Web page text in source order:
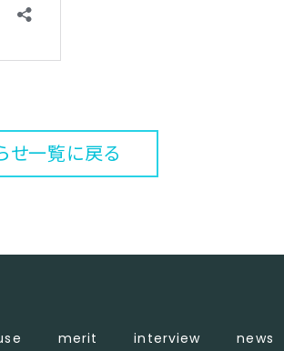
せ一覧に戻る
merit interview news